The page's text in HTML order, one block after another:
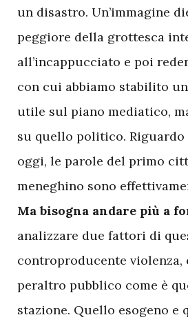
un disastro. Un’immagine
peggiore della grottesca
all’incappucciato e poi
con cui abbiamo stabilito
utile sul piano mediatico,
su quello politico.
oggi, le parole del primo
meneghino sono
Ma bisogna andare più a
analizzare due fattori di
controproducente violenza,
peraltro pubblico come è
stazione. Quello esogeno e